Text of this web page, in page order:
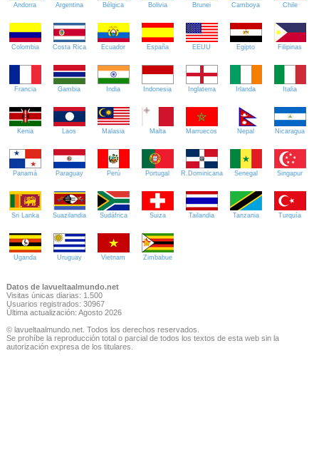
Andorra Argentina Bélgica Bolivia Brunei Camboya Chile
Colombia Costa Rica Ecuador España EEUU Egipto Filipinas
Francia Gambia India Indonesia Inglaterra Irlanda Italia
Kenia Laos Malasia Malta Marruecos Nepal Nicaragua
Panamá Paraguay Perú Portugal R.Dominicana Senegal Singapur
Sri Lanka Suazilandia Sudáfrica Suiza Tailandia Tanzania Turquía
Uganda Uruguay Vietnam Zimbabue
Datos de lavueltaalmundo.net
Visitas únicas diarias: 1.500
Usuarios registrados: 30967
Última actualización: Agosto 2026
© lavueltaalmundo.net. Todos los derechos reservados.
Se prohíbe la reproducción total o parcial de todos los textos de esta web sin la
autorización expresa de los titulares.